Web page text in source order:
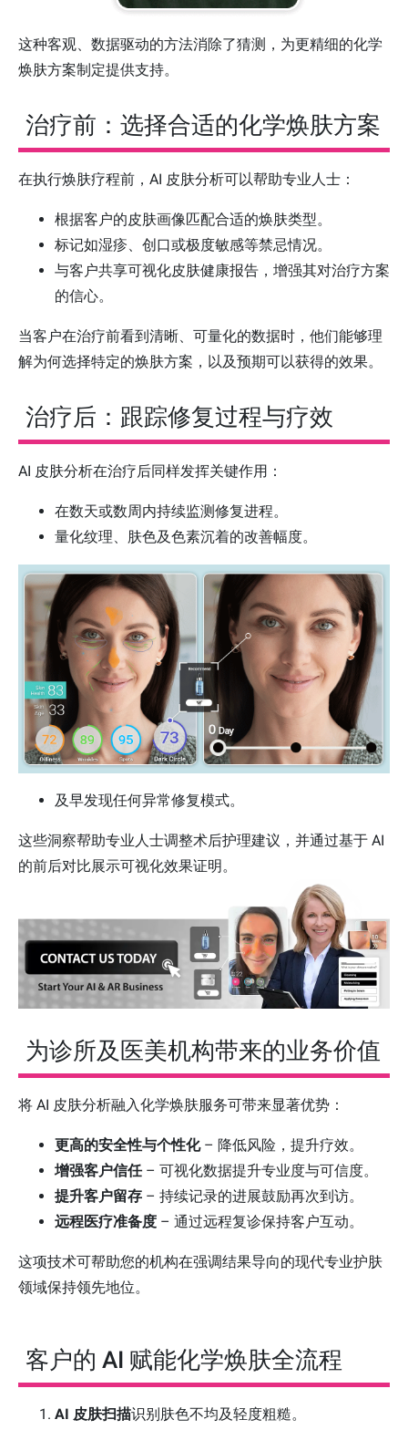
这种客观、数据驱动的方法消除了猜测，为更精细的化学
焕肤方案制定提供支持。
治疗前：选择合适的化学焕肤方案
在执行焕肤疗程前，AI 皮肤分析可以帮助专业人士：
根据客户的皮肤画像匹配合适的焕肤类型。
标记如湿疹、创口或极度敏感等禁忌情况。
与客户共享可视化皮肤健康报告，增强其对治疗方案
的信心。
当客户在治疗前看到清晰、可量化的数据时，他们能够理
解为何选择特定的焕肤方案，以及预期可以获得的效果。
治疗后：跟踪修复过程与疗效
AI 皮肤分析在治疗后同样发挥关键作用：
在数天或数周内持续监测修复进程。
量化纹理、肤色及色素沉着的改善幅度。
及早发现任何异常修复模式。
这些洞察帮助专业人士调整术后护理建议，并通过基于 AI
的前后对比展示可视化效果证明。
为诊所及医美机构带来的业务价值
将 AI 皮肤分析融入化学焕肤服务可带来显著优势：
更高的安全性与个性化– 降低风险，提升疗效。
增强客户信任– 可视化数据提升专业度与可信度。
提升客户留存 – 持续记录的进展鼓励再次到访。
远程医疗准备度 – 通过远程复诊保持客户互动。
这项技术可帮助您的机构在强调结果导向的现代专业护肤
领域保持领先地位。
客户的 AI 赋能化学焕肤全流程
AI 皮肤扫描识别肤色不均及轻度粗糙。